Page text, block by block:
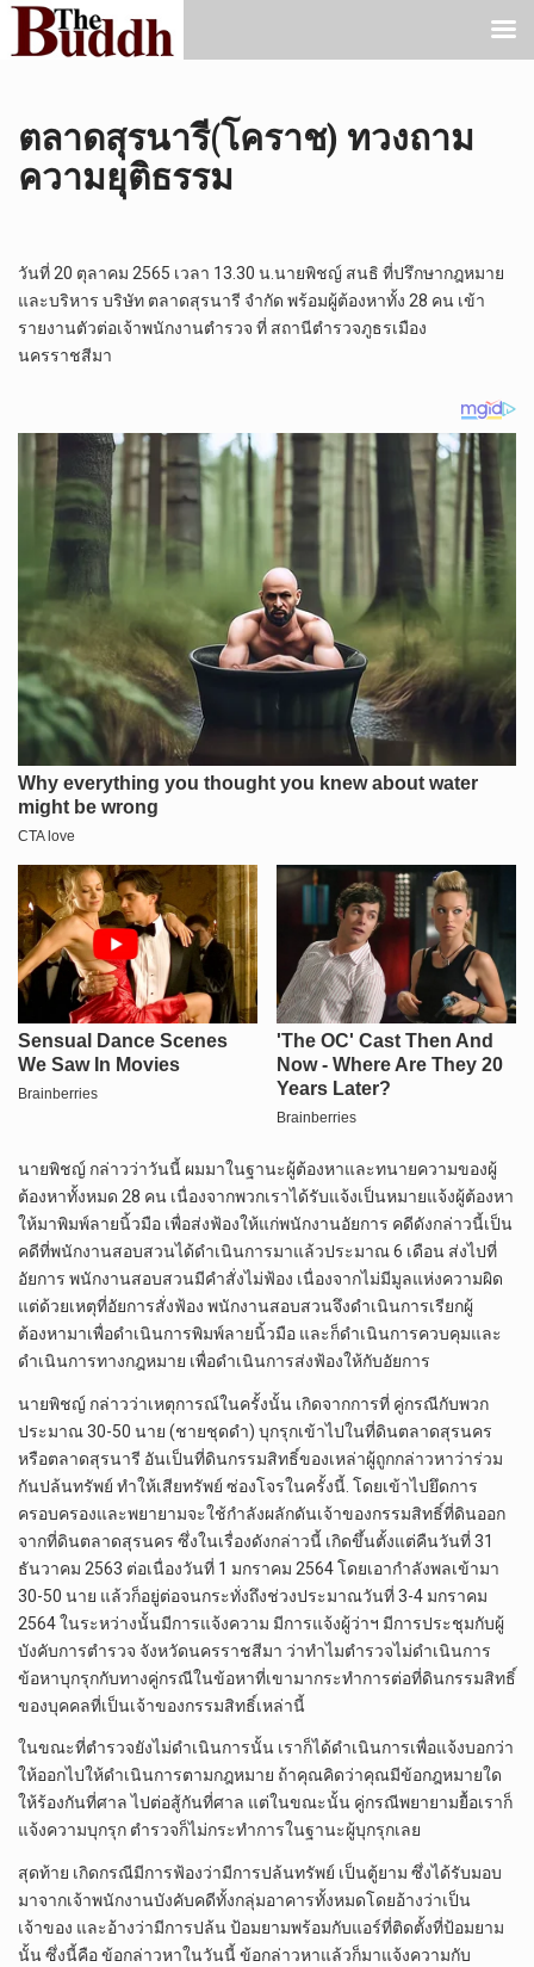
ตลาดสุรนารี(โคราช) ทวงถาม
ความยุติธรรม
วันที่ 20 ตุลาคม 2565 เวลา 13.30 น.นายพิชญ์ สนธิ ที่ปรึกษากฎหมาย
และบริหาร บริษัท ตลาดสุรนารี จำกัด พร้อมผู้ต้องหาทั้ง 28 คน เข้า
รายงานตัวต่อเจ้าพนักงานตำรวจ ที่ สถานีตำรวจภูธรเมือง
นครราชสีมา
นายพิชญ์ กล่าวว่าวันนี้ ผมมาในฐานะผู้ต้องหาและทนายความของผู้
ต้องหาทั้งหมด 28 คน เนื่องจากพวกเราได้รับแจ้งเป็นหมายแจ้งผู้ต้องหา
ให้มาพิมพ์ลายนิ้วมือ เพื่อส่งฟ้องให้แก่พนักงานอัยการ คดีดังกล่าวนี้เป็น
คดีที่พนักงานสอบสวนได้ดําเนินการมาแล้วประมาณ 6 เดือน ส่งไปที่
อัยการ พนักงานสอบสวนมีคําสั่งไม่ฟ้อง เนื่องจากไม่มีมูลแห่งความผิด
แต่ด้วยเหตุที่อัยการสั่งฟ้อง พนักงานสอบสวนจึงดําเนินการเรียกผู้
ต้องหามาเพื่อดําเนินการพิมพ์ลายนิ้วมือ และก็ดําเนินการควบคุมและ
ดําเนินการทางกฎหมาย เพื่อดําเนินการส่งฟ้องให้กับอัยการ
นายพิชญ์ กล่าวว่าเหตุการณ์ในครั้งนั้น เกิดจากการที่ คู่กรณีกับพวก
ประมาณ 30-50 นาย (ชายชุดดำ) บุกรุกเข้าไปในที่ดินตลาดสุรนคร
หรือตลาดสุรนารี อันเป็นที่ดินกรรมสิทธิ์ของเหล่าผู้ถูกกล่าวหาว่าร่วม
กันปล้นทรัพย์ ทำให้เสียทรัพย์ ซ่องโจรในครั้งนี้. โดยเข้าไปยึดการ
ครอบครองและพยายามจะใช้กําลังผลักดันเจ้าของกรรมสิทธิ์ที่ดินออก
จากที่ดินตลาดสุรนคร ซึ่งในเรื่องดังกล่าวนี้ เกิดขึ้นตั้งแต่คืนวันที่ 31
ธันวาคม 2563 ต่อเนื่องวันที่ 1 มกราคม 2564 โดยเอากําลังพลเข้ามา
30-50 นาย แล้วก็อยู่ต่อจนกระทั่งถึงช่วงประมาณวันที่ 3-4 มกราคม
2564 ในระหว่างนั้นมีการแจ้งความ มีการแจ้งผู้ว่าฯ มีการประชุมกับผู้
บังคับการตำรวจ จังหวัดนครราชสีมา ว่าทําไมตํารวจไม่ดําเนินการ
ข้อหาบุกรุกกับทางคู่กรณีในข้อหาที่เขามากระทําการต่อที่ดินกรรมสิทธิ์
ของบุคคลที่เป็นเจ้าของกรรมสิทธิ์เหล่านี้
ในขณะที่ตํารวจยังไม่ดําเนินการนั้น เราก็ได้ดําเนินการเพื่อแจ้งบอกว่า
ให้ออกไปให้ดําเนินการตามกฎหมาย ถ้าคุณคิดว่าคุณมีข้อกฎหมายใด
ให้ร้องกันที่ศาล ไปต่อสู้กันที่ศาล แต่ในขณะนั้น คู่กรณีพยายามยื้อเราก็
แจ้งความบุกรุก ตํารวจก็ไม่กระทําการในฐานะผู้บุกรุกเลย
สุดท้าย เกิดกรณีมีการฟ้องว่ามีการปล้นทรัพย์ เป็นตู้ยาม ซึ่งได้รับมอบ
มาจากเจ้าพนักงานบังคับคดีทั้งกลุ่มอาคารทั้งหมดโดยอ้างว่าเป็น
เจ้าของ และอ้างว่ามีการปล้น ป้อมยามพร้อมกับแอร์ที่ติดตั้งที่ป้อมยาม
นั้น ซึ่งนี้คือ ข้อกล่าวหาในวันนี้ ข้อกล่าวหาแล้วก็มาแจ้งความกับ